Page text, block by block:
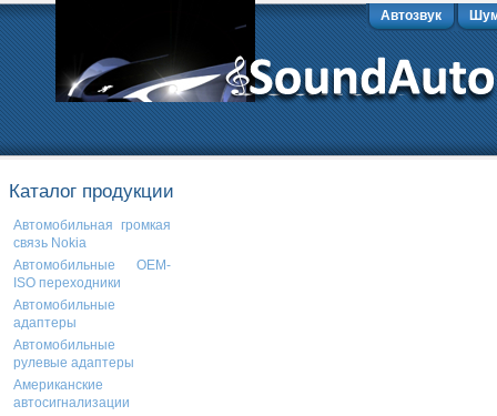
Автозвук
Каталог продукции
Автомобильная громкая
связь Nokia
Автомобильные OEM-
ISO переходники
Автомобильные
адаптеры
Автомобильные
рулевые адаптеры
Американские
автосигнализации